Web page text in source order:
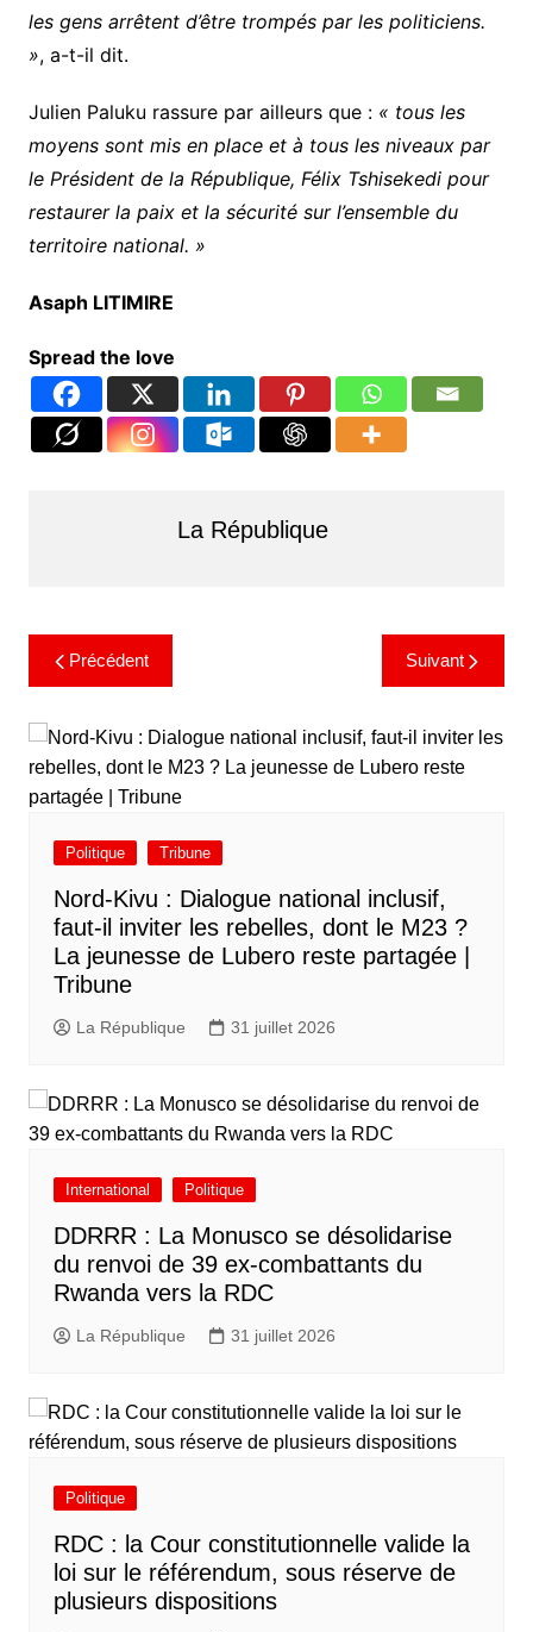
les gens arrêtent d’être trompés par les politiciens.
», a-t-il dit.
Julien Paluku rassure par ailleurs que : « tous les
moyens sont mis en place et à tous les niveaux par
le Président de la République, Félix Tshisekedi pour
restaurer la paix et la sécurité sur l’ensemble du
territoire national. »
Asaph LITIMIRE
Spread the love
La République
Précédent Suivant
Politique Tribune
Nord-Kivu : Dialogue national inclusif,
faut-il inviter les rebelles, dont le M23 ?
La jeunesse de Lubero reste partagée |
Tribune
La République 31 juillet 2026
International Politique
DDRRR : La Monusco se désolidarise
du renvoi de 39 ex-combattants du
Rwanda vers la RDC
La République 31 juillet 2026
Politique
RDC : la Cour constitutionnelle valide la
loi sur le référendum, sous réserve de
plusieurs dispositions